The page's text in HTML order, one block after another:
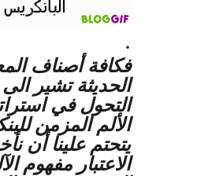
.
فكافة أصناف
الحديثة تشير
التحول في
الألم المزمن
يتحتم علينا أن
الاعتبار مفهوم